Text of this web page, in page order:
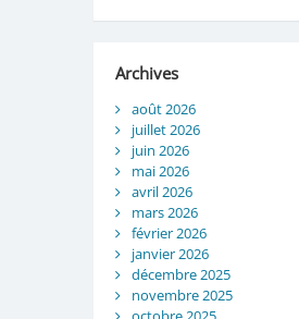
Archives
août 2026
juillet 2026
juin 2026
mai 2026
avril 2026
mars 2026
février 2026
janvier 2026
décembre 2025
novembre 2025